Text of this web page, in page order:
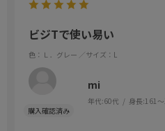
ビジTで使い易い
色：Ｌ．グレー ／サイズ：L
mi
年代:60代 身長:161